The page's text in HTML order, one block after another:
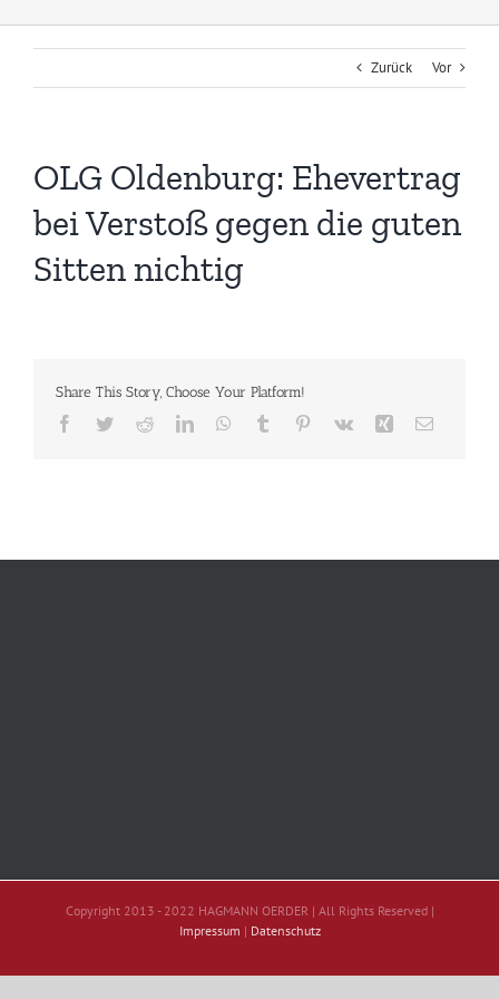
Zurück Vor
OLG Oldenburg: Ehevertrag
bei Verstoß gegen die guten
Sitten nichtig
Share This Story, Choose Your Platform!
Facebook
TwitterRedditLinkedInWhatsApp
Tumblr Pinterest
Vk Xing E-
Copyright 2013 - 2022 HAGMANN OERDER | All Rights Reserved |
Impressum | Datenschutz